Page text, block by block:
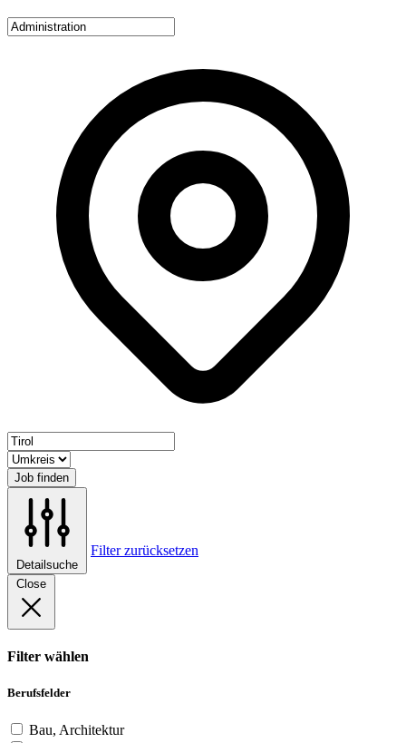
Job finden
Detailsuche
Filter zurücksetzen
Close
Filter wählen
Berufsfelder
Bau, Architektur